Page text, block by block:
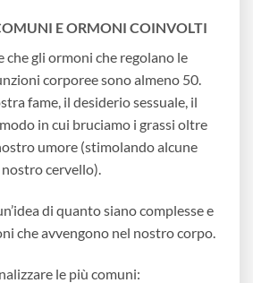
E ORMONI COINVOLTI
che gli ormoni che regolano le
corporee sono almeno 50.
fame, il desiderio sessuale, il
in cui bruciamo i grassi oltre
umore (stimolando alcune
cervello).
di quanto siano complesse e
che avvengono nel nostro corpo.
le più comuni: